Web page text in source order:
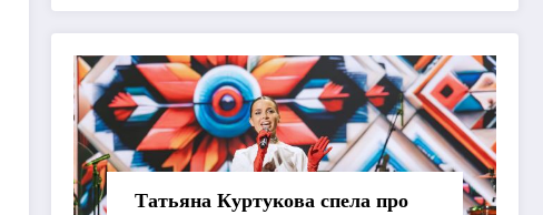
переведут на язык
хореографии
дружбе сурка и
Татьяна Куртукова спела про